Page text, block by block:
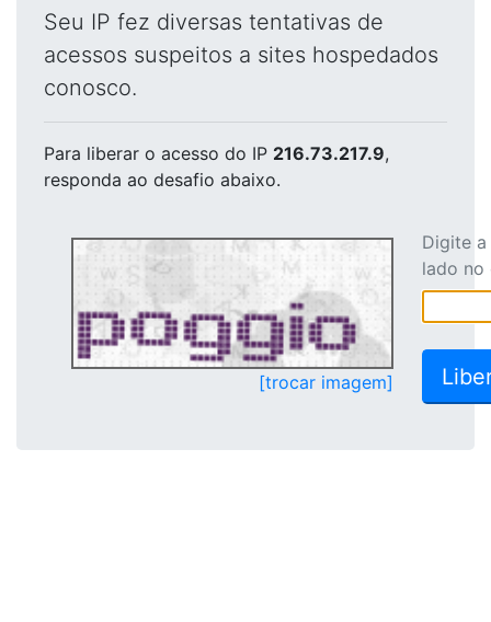
Seu IP fez diversas tentativas de
acessos suspeitos a sites hospedados
conosco.
Para liberar o acesso do IP 216.73.217.9,
responda ao desafio abaixo.
[trocar imagem]
Digite
lado no